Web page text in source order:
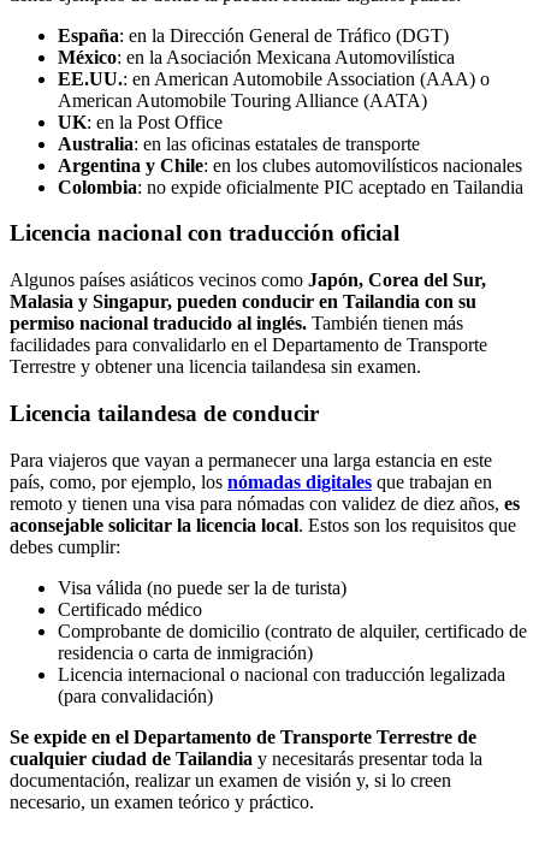
España: en la Dirección General de Tráfico (DGT)
México: en la Asociación Mexicana Automovilística
EE.UU.: en American Automobile Association (AAA) o
American Automobile Touring Alliance (AATA)
UK: en la Post Office
Australia: en las oficinas estatales de transporte
Argentina y Chile: en los clubes automovilísticos nacionales
Colombia: no expide oficialmente PIC aceptado en Tailandia
Licencia nacional con traducción oficial
Algunos países asiáticos vecinos como Japón, Corea del Sur,
Malasia y Singapur, pueden conducir en Tailandia con su
permiso nacional traducido al inglés. También tienen más
facilidades para convalidarlo en el Departamento de Transporte
Terrestre y obtener una licencia tailandesa sin examen.
Licencia tailandesa de conducir
Para viajeros que vayan a permanecer una larga estancia en este
país, como, por ejemplo, los nómadas digitales que trabajan en
remoto y tienen una visa para nómadas con validez de diez años, es
aconsejable solicitar la licencia local. Estos son los requisitos que
debes cumplir:
Visa válida (no puede ser la de turista)
Certificado médico
Comprobante de domicilio (contrato de alquiler, certificado de
residencia o carta de inmigración)
Licencia internacional o nacional con traducción legalizada
(para convalidación)
Se expide en el Departamento de Transporte Terrestre de
cualquier ciudad de Tailandia y necesitarás presentar toda la
documentación, realizar un examen de visión y, si lo creen
necesario, un examen teórico y práctico.